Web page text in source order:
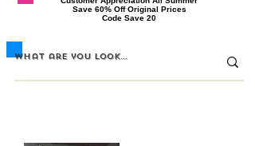
​Save 60% Off Original Prices
​Code Save 20